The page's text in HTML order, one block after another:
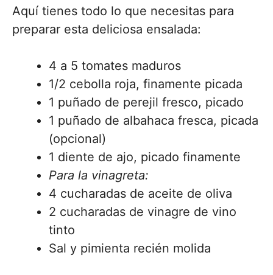
Aquí tienes todo lo que necesitas para
preparar esta deliciosa ensalada:
4 a 5 tomates maduros
1/2 cebolla roja, finamente picada
1 puñado de perejil fresco, picado
1 puñado de albahaca fresca, picada
(opcional)
1 diente de ajo, picado finamente
Para la vinagreta:
4 cucharadas de aceite de oliva
2 cucharadas de vinagre de vino
tinto
Sal y pimienta recién molida